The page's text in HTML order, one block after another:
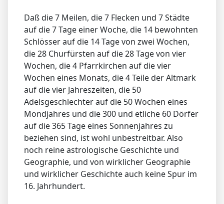
Daß die 7 Meilen, die 7 Flecken und 7 Städte
auf die 7 Tage einer Woche, die 14 bewohnten
Schlösser auf die 14 Tage von zwei Wochen,
die 28 Churfürsten auf die 28 Tage von vier
Wochen, die 4 Pfarrkirchen auf die vier
Wochen eines Monats, die 4 Teile der Altmark
auf die vier Jahreszeiten, die 50
Adelsgeschlechter auf die 50 Wochen eines
Mondjahres und die 300 und etliche 60 Dörfer
auf die 365 Tage eines Sonnenjahres zu
beziehen sind, ist wohl unbestreitbar. Also
noch reine astrologische Geschichte und
Geographie, und von wirklicher Geographie
und wirklicher Geschichte auch keine Spur im
16. Jahrhundert.